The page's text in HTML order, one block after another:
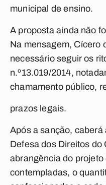
municipal de ensino.
A proposta ainda não
Na mensagem, Cícero
necessário seguir os
n.º13.019/2014,
chamamento público,
prazos legais.
Após a sanção,
Defesa dos Direitos do
abrangência do
contempladas, o